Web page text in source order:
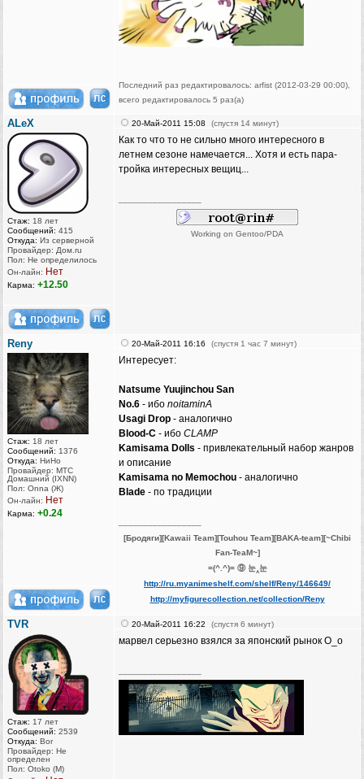
Последний раз редактировалось: arfist (2012-03-29 00:00),
всего редактировалось 5 раз(а)
ALeX
Стаж: 18 лет
Сообщений: 415
Откуда: Из серверной
Провайдер: Дом.ru
Пол: Не определилось
Он-лайн: Нет
Карма: +12.50
20-Май-2011 15:08 (спустя 14 минут)
Как то что то не сильно много интересного в
летнем сезоне намечается... Хотя и есть пара-
тройка интересных вещиц...
Working on Gentoo/PDA
Reny
Стаж: 18 лет
Сообщений: 1376
Откуда: НиНо
Провайдер: МТС
Домашний (IXNN)
Пол: Onna (Ж)
Он-лайн: Нет
Карма: +0.24
20-Май-2011 16:16 (спустя 1 час 7 минут)
Интересует:
Natsume Yuujinchou San
No.6 - ибо noitaminA
Usagi Drop - аналогично
Blood-C - ибо CLAMP
Kamisama Dolls - привлекательный набор жанров
и описание
Kamisama no Memochou - аналогично
Blade - по традиции
[Бродяги][Kawaii Team][Touhou Team][BAKA-team][~Chibi
Fan-TeaM~]
=(^.^)= ⑨ 눈‸눈
http://ru.myanimeshelf.com/shelf/Reny/146649/
http://myfigurecollection.net/collection/Reny
TVR
Стаж: 17 лет
Сообщений: 2539
Откуда: Bor
Провайдер: Не
определен
Пол: Otoko (M)
20-Май-2011 16:22 (спустя 6 минут)
марвел серьезно взялся за японский рынок О_о